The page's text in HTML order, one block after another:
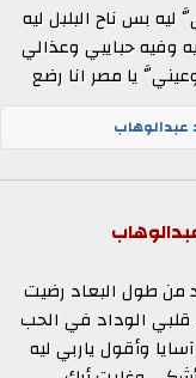
بس ناح البلبل ليه
وفيه حبايبي وعذالي
يا مصر انا رضع
من طول البعاد رضيت
الوداد في الحب
وأقول ياربي ليه